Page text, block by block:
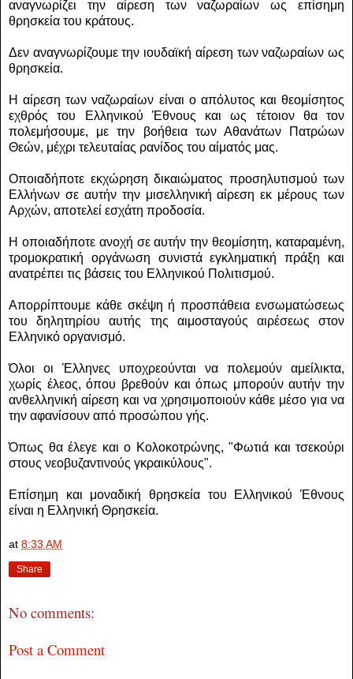
αναγνωρίζει την αίρεση των ναζωραίων ως επίσημη
θρησκεία του κράτους.
Δεν αναγνωρίζουμε την ιουδαϊκή αίρεση των ναζωραίων ως
θρησκεία.
Η αίρεση των ναζωραίων είναι ο απόλυτος και θεομίσητος
εχθρός του Ελληνικού Έθνους και ως τέτοιον θα τον
πολεμήσουμε, με την βοήθεια των Αθανάτων Πατρώων
Θεών, μέχρι τελευταίας ρανίδος του αίματός μας.
Οποιαδήποτε εκχώρηση δικαιώματος προσηλυτισμού των
Ελλήνων σε αυτήν την μισελληνική αίρεση εκ μέρους των
Αρχών, αποτελεί εσχάτη προδοσία.
Η οποιαδήποτε ανοχή σε αυτήν την θεομίσητη, καταραμένη,
τρομοκρατική οργάνωση συνιστά εγκληματική πράξη και
ανατρέπει τις βάσεις του Ελληνικού Πολιτισμού.
Απορρίπτουμε κάθε σκέψη ή προσπάθεια ενσωματώσεως
του δηλητηρίου αυτής της αιμοσταγούς αιρέσεως στον
Ελληνικό οργανισμό.
Όλοι οι Έλληνες υποχρεούνται να πολεμούν αμείλικτα,
χωρίς έλεος, όπου βρεθούν και όπως μπορούν αυτήν την
ανθελληνική αίρεση και να χρησιμοποιούν κάθε μέσο για να
την αφανίσουν από προσώπου γής.
Όπως θα έλεγε και ο Κολοκοτρώνης, "Φωτιά και τσεκούρι
στους νεοβυζαντινούς γκραικύλους".
Επίσημη και μοναδική θρησκεία του Ελληνικού Έθνους
είναι η Ελληνική Θρησκεία.
at 8:33 AM
Share
No comments:
Post a Comment